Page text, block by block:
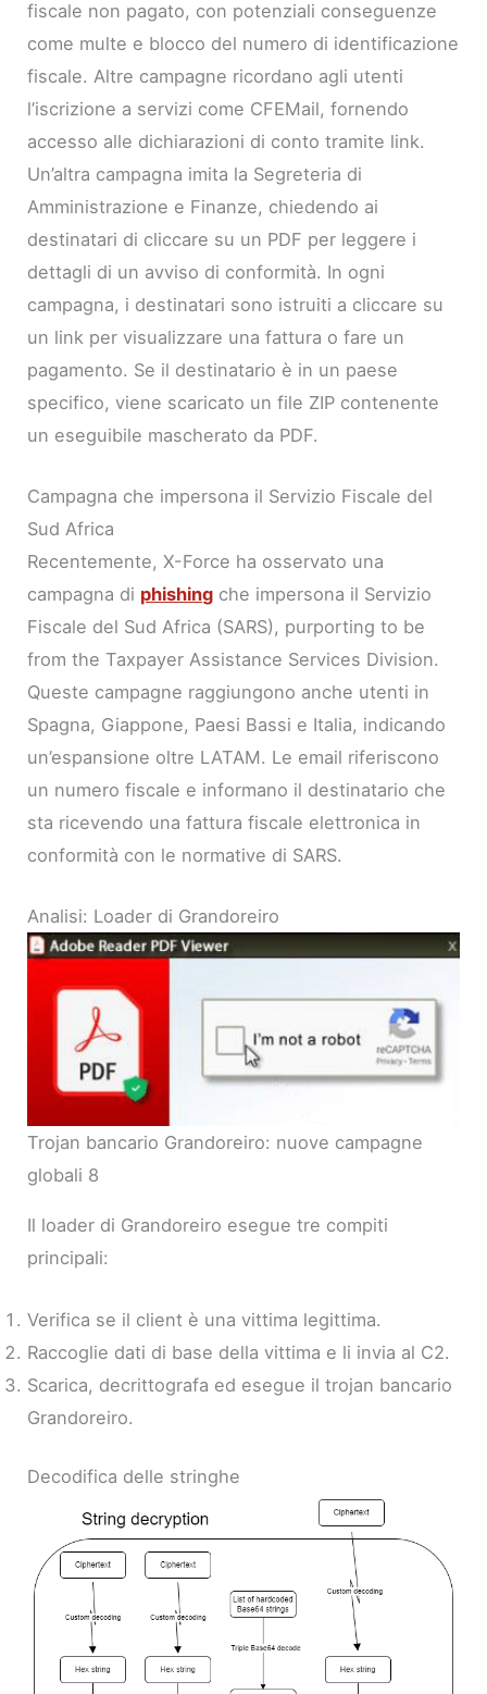
fiscale non pagato, con potenziali conseguenze
come multe e blocco del numero di identificazione
fiscale. Altre campagne ricordano agli utenti
l’iscrizione a servizi come CFEMail, fornendo
accesso alle dichiarazioni di conto tramite link.
Un’altra campagna imita la Segreteria di
Amministrazione e Finanze, chiedendo ai
destinatari di cliccare su un PDF per leggere i
dettagli di un avviso di conformità. In ogni
campagna, i destinatari sono istruiti a cliccare su
un link per visualizzare una fattura o fare un
pagamento. Se il destinatario è in un paese
specifico, viene scaricato un file ZIP contenente
un eseguibile mascherato da PDF.
Campagna che impersona il Servizio Fiscale del
Sud Africa
Recentemente, X-Force ha osservato una
campagna di phishing che impersona il Servizio
Fiscale del Sud Africa (SARS), purporting to be
from the Taxpayer Assistance Services Division.
Queste campagne raggiungono anche utenti in
Spagna, Giappone, Paesi Bassi e Italia, indicando
un’espansione oltre LATAM. Le email riferiscono
un numero fiscale e informano il destinatario che
sta ricevendo una fattura fiscale elettronica in
conformità con le normative di SARS.
Analisi: Loader di Grandoreiro
Trojan bancario Grandoreiro: nuove campagne
globali 8
Il loader di Grandoreiro esegue tre compiti
principali:
Verifica se il client è una vittima legittima.
Raccoglie dati di base della vittima e li invia al C2.
Scarica, decrittografa ed esegue il trojan bancario
Grandoreiro.
Decodifica delle stringhe